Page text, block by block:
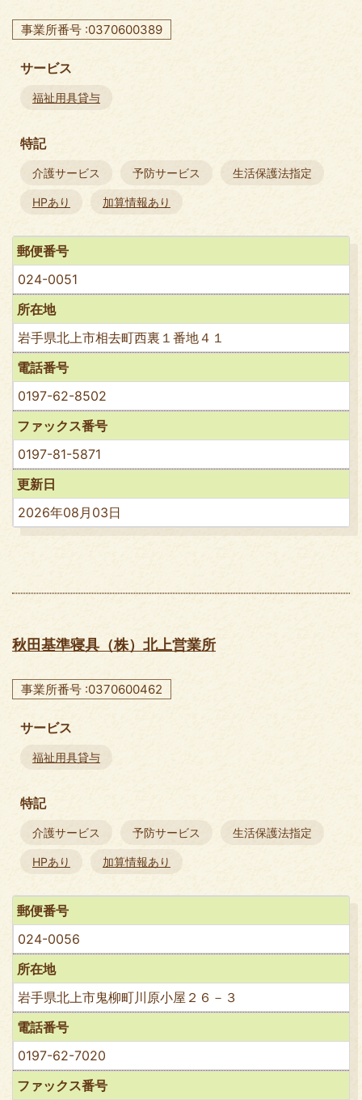
事業所番号 :0370600389
サービス
福祉用具貸与
特記
介護サービス 予防サービス 生活保護法指定
HPあり 加算情報あり
郵便番号
024-0051
所在地
岩手県北上市相去町西裏１番地４１
電話番号
0197-62-8502
ファックス番号
0197-81-5871
更新日
2026年08月03日
秋田基準寝具（株）北上営業所
事業所番号 :0370600462
サービス
福祉用具貸与
特記
介護サービス 予防サービス 生活保護法指定
HPあり 加算情報あり
郵便番号
024-0056
所在地
岩手県北上市鬼柳町川原小屋２６－３
電話番号
0197-62-7020
ファックス番号